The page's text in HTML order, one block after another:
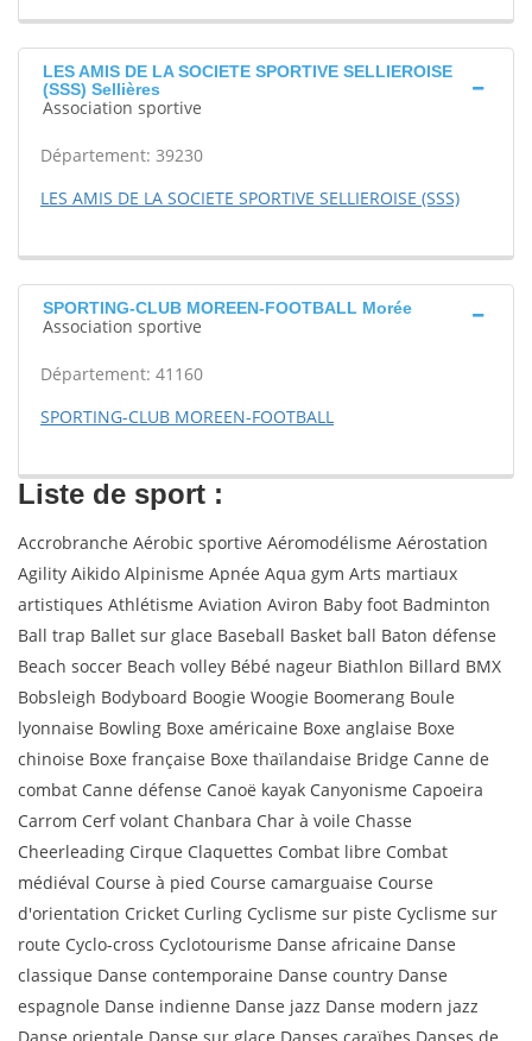
LES AMIS DE LA SOCIETE SPORTIVE SELLIEROISE
(SSS) Sellières
Association sportive
Département: 39230
LES AMIS DE LA SOCIETE SPORTIVE SELLIEROISE (SSS)
SPORTING-CLUB MOREEN-FOOTBALL Morée
Association sportive
Département: 41160
SPORTING-CLUB MOREEN-FOOTBALL
Liste de sport :
Accrobranche Aérobic sportive Aéromodélisme Aérostation
Agility Aikido Alpinisme Apnée Aqua gym Arts martiaux
artistiques Athlétisme Aviation Aviron Baby foot Badminton
Ball trap Ballet sur glace Baseball Basket ball Baton défense
Beach soccer Beach volley Bébé nageur Biathlon Billard BMX
Bobsleigh Bodyboard Boogie Woogie Boomerang Boule
lyonnaise Bowling Boxe américaine Boxe anglaise Boxe
chinoise Boxe française Boxe thaïlandaise Bridge Canne de
combat Canne défense Canoë kayak Canyonisme Capoeira
Carrom Cerf volant Chanbara Char à voile Chasse
Cheerleading Cirque Claquettes Combat libre Combat
médiéval Course à pied Course camarguaise Course
d'orientation Cricket Curling Cyclisme sur piste Cyclisme sur
route Cyclo-cross Cyclotourisme Danse africaine Danse
classique Danse contemporaine Danse country Danse
espagnole Danse indienne Danse jazz Danse modern jazz